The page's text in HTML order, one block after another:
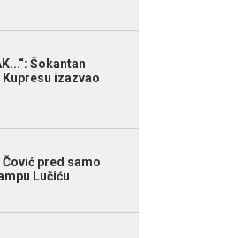
Šokantan
izazvao
Čović pred samo
Lučiću